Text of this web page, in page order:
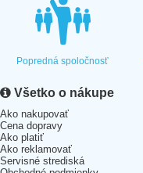
Popredná spoločnosť
Všetko o nákupe
Ako nakupovať
Cena dopravy
Ako platiť
Ako reklamovať
Servisné strediská